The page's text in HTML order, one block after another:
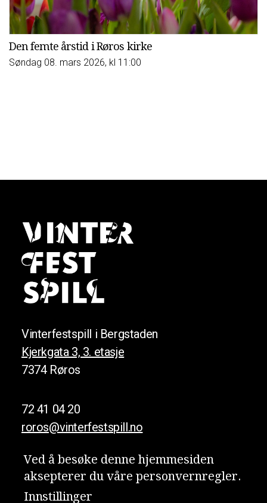
Den femte årstid i Røros kirke
Søndag 08. mars 2026, kl 11:00
Vinterfestspill i Bergstaden
Kjerkgata 3, 3. etasje
7374 Røros
72 41 04 20
roros@vinterfestspill.no
Meld deg på nyhetsbrevet vårt!
Ved å besøke denne hjemmesiden
aksepterer du våre person­vern­regler.
Innstillinger